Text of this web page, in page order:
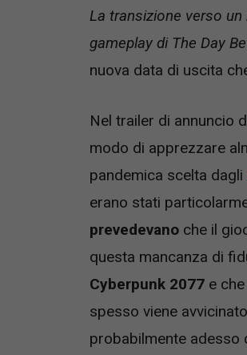
La transizione verso
gameplay di The Day
nuova data di uscita
Nel trailer di annuncio
modo di apprezzare
pandemica scelta dagli
erano stati
prevedevano che il
questa mancanza di
Cyberpunk 2077 e
spesso viene
probabilmente adesso